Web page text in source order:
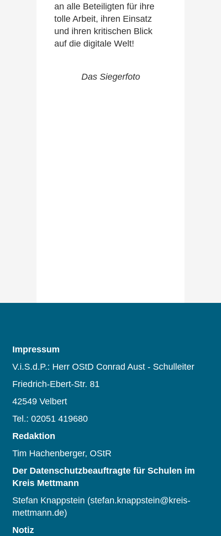
an alle Beteiligten für ihre
tolle Arbeit, ihren Einsatz
und ihren kritischen Blick
auf die digitale Welt!
Das Siegerfoto
Impressum
V.i.S.d.P.: Herr OStD Conrad Aust - Schulleiter
Friedrich-Ebert-Str. 81
42549 Velbert
Tel.: 02051 419680
Redaktion
Tim Hachenberger, OStR
Der Datenschutzbeauftragte für Schulen im
Kreis Mettmann
Stefan Knappstein (stefan.knappstein@kreis-
mettmann.de)
Notiz